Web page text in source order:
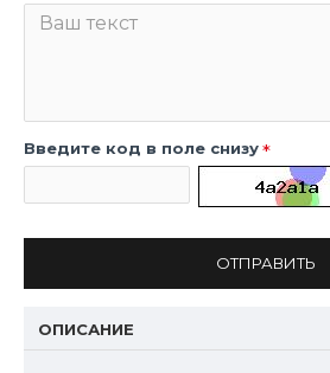
Введите код в поле снизу
ОТПРАВИТЬ
ОПИСАНИЕ